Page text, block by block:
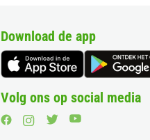
Download de app
Volg ons op social media